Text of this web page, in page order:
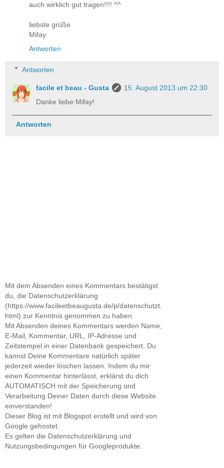
auch wirklich gut tragen!!!! ^^
liebste grüße
Mifay
Antworten
Antworten
facile et beau - Gusta
15. August 2013 um 22:30
Danke liebe Mifay!
Antworten
Mit dem Absenden eines Kommentars bestätigst
du, die Datenschutzerklärung
(https://www.facileetbeaugusta.de/p/datenschutzt.
html) zur Kenntnis genommen zu haben.
Mit Absenden deines Kommentars werden Name,
E-Mail, Kommentar, URL, IP-Adresse und
Zeitstempel in einer Datenbank gespeichert. Du
kannst Deine Kommentare natürlich später
jederzeit wieder löschen lassen. Indem du mir
einen Kommentar hinterlässt, erklärst du dich
AUTOMATISCH mit der Speicherung und
Verarbeitung Deiner Daten durch diese Website
einverstanden!
Dieser Blog ist mit Blogspot erstellt und wird von
Google gehostet.
Es gelten die Datenschutzerklärung und
Nutzungsbedingungen für Googleprodukte.